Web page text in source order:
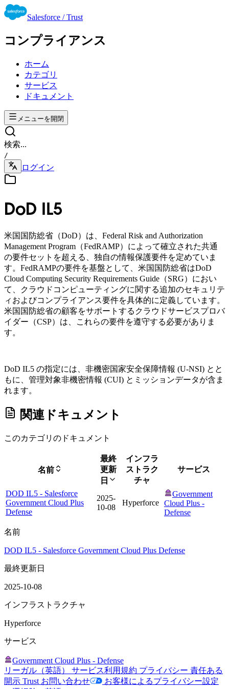
Salesforce / Trust
コンプライアンス
ホーム
カテゴリ
サービス
ドキュメント
メニューを開閉
検索...
/
ログイン
DoD IL5
米国国防総省（DoD）は、Federal Risk and Authorization
Management Program（FedRAMP）によって確立された共通
の要件セットを超える、独自の情報保護要件を定めていま
す。FedRAMPの要件を基盤として、米国国防総省はDoD
Cloud Computing Security Requirements Guide（SRG）におい
て、クラウドコンピューティングに関する追加のセキュリテ
ィおよびコンプライアンス要件を具体的に定義しています。
米国国防総省の顧客をサポートするクラウドサービスプロバ
イダー（CSP）は、これらの要件を遵守する必要がありま
す。
DoD IL5 の指定には、非機密国家安全保障情報 (U-NSI) とと
もに、管理対象非機密情報 (CUI) とミッションデータが含ま
れます。
関連ドキュメント
このカテゴリのドキュメント
名前
最終
更新
日
インフラ
ストラク
チャ
サービス
DOD IL5 - Salesforce
Government Cloud Plus
Defense
2025-
10-08
Hyperforce
Government
Cloud Plus -
Defense
名前
DOD IL5 - Salesforce Government Cloud Plus Defense
最終更新日
2025-10-08
インフラストラクチャ
Hyperforce
サービス
Government Cloud Plus - Defense
リーガル（英語）
サービス利用規約 プライバシー 責任ある
開示 Trust お問い合わせ
お客様によるプライバシー設定